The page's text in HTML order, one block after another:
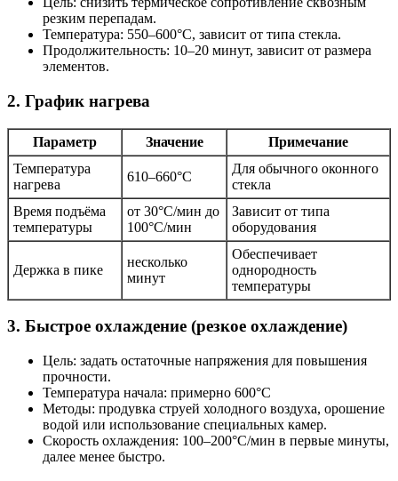
резким перепадам.
Температура: 550–600°C, зависит от типа стекла.
Продолжительность: 10–20 минут, зависит от размера
элементов.
2. График нагрева
Параметр Значение
Примечание
Температура
нагрева
610–660°C
Для обычного оконного
стекла
Время подъёма
температуры
от 30°C/мин до
100°C/мин
Зависит от типа
оборудования
Держка в пике
несколько
минут
Обеспечивает
однородность
температуры
3. Быстрое охлаждение (резкое охлаждение)
Цель: задать остаточные напряжения для повышения
прочности.
Температура начала: примерно 600°C
Методы: продувка струей холодного воздуха, орошение
водой или использование специальных камер.
Скорость охлаждения: 100–200°C/мин в первые минуты,
далее менее быстро.